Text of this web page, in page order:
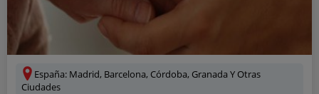
España: Madrid, Barcelona, Córdoba, Granada Y Otras
Ciudades